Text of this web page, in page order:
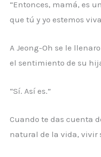
“Entonces, mamá, es
que tú y yo estemos
A Jeong-Oh se le
el sentimiento de su
“Sí. Así es.”
Cuando te das cuenta
natural de la vida, vivir